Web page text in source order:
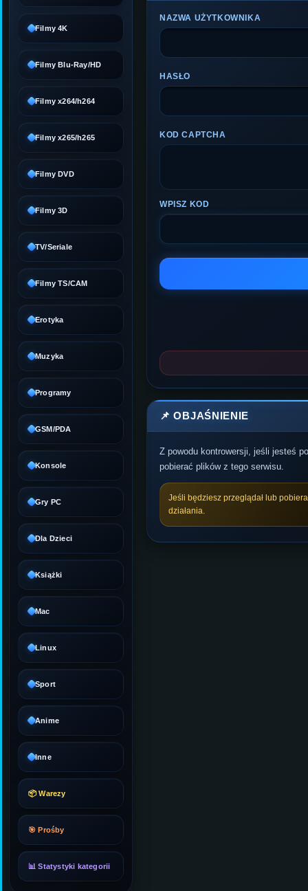
Filmy 4K
Filmy Blu-Ray/HD
Filmy x264/h264
Filmy x265/h265
Filmy DVD
Filmy 3D
TV/Seriale
Filmy TS/CAM
Erotyka
Muzyka
Programy
GSM/PDA
Konsole
Gry PC
Dla Dzieci
Książki
Mac
Linux
Sport
Anime
Inne
📦 Warezy
🎯 Prośby
📊 Statystyki kategorii
NAZWA UŻYTKOWNIKA
HASŁO
KOD CAPTCHA
WPISZ KOD
📌 OBJAŚNIENIE
Z powodu kontrowersji, jeśli jesteś
pobierać plików z tego serwisu.
Jeśli będziesz przeglądał lub
działania.